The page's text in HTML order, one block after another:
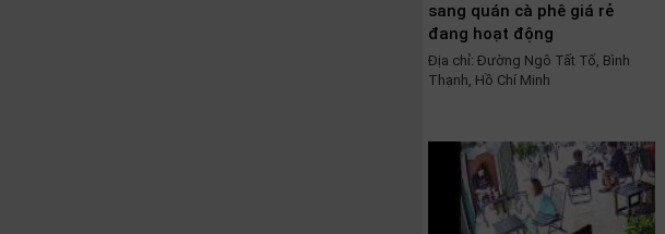
sang quán cà phê giá rẻ
đang hoạt động
Địa chỉ: Đường Ngô Tất Tố, Bình
Thạnh, Hồ Chí Minh